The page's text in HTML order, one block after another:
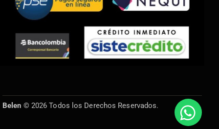
Belen © 2026 Todos los Derechos Reservados.